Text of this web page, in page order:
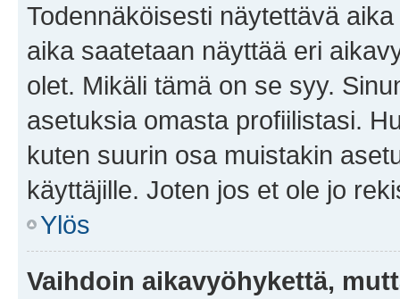
Todennäköisesti näytettävä
aika saatetaan näyttää eri
olet. Mikäli tämä on se syy.
asetuksia omasta profiilistasi.
kuten suurin osa muistakin
käyttäjille. Joten jos et ole jo
Ylös
Vaihdoin aikavyöhykettä,